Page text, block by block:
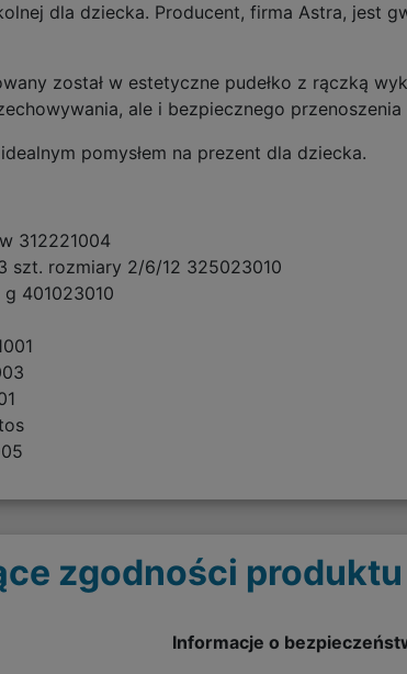
dla dziecka. Producent, firma Astra, jest
został w estetyczne pudełko z rączką
ale i bezpiecznego
pomysłem na prezent dla dziecka.
312221004
szt. rozmiary 2/6/12 325023010
401023010
zgodności
Informacje o